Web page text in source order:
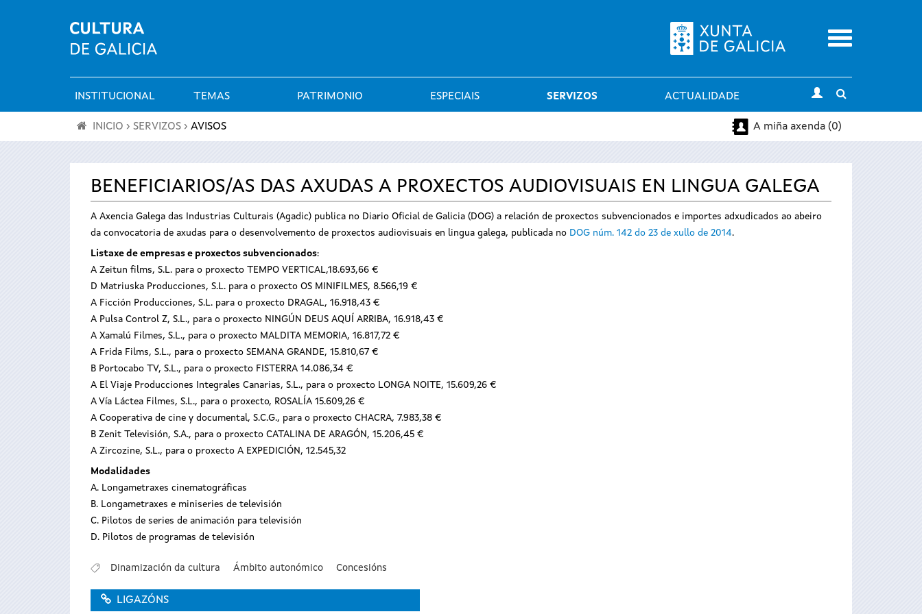
Menu
Menú
principal
INSTITUCIONAL TEMAS PATRIMONIO ESPECIAIS SERVIZOS ACTUALIDADE
search
está
aquí
INICIO › SERVIZOS › AVISOS A miña axenda (0)
BENEFICIARIOS/AS DAS AXUDAS A PROXECTOS AUDIOVISUAIS EN LINGUA GALEGA
A Axencia Galega das Industrias Culturais (Agadic) publica no Diario Oficial de Galicia (DOG) a relación de proxectos subvencionados e importes adxudicados ao abeiro
da convocatoria de axudas para o desenvolvemento de proxectos audiovisuais en lingua galega, publicada no DOG núm. 142 do 23 de xullo de 2014.
Listaxe de empresas e proxectos subvencionados:
A Zeitun films, S.L. para o proxecto TEMPO VERTICAL,18.693,66 €
D Matriuska Producciones, S.L. para o proxecto OS MINIFILMES, 8.566,19 €
A Ficción Producciones, S.L. para o proxecto DRAGAL, 16.918,43 €
A Pulsa Control Z, S.L., para o proxecto NINGÚN DEUS AQUÍ ARRIBA, 16.918,43 €
A Xamalú Filmes, S.L., para o proxecto MALDITA MEMORIA, 16.817,72 €
A Frida Films, S.L., para o proxecto SEMANA GRANDE, 15.810,67 €
B Portocabo TV, S.L., para o proxecto FISTERRA 14.086,34 €
A El Viaje Producciones Integrales Canarias, S.L., para o proxecto LONGA NOITE, 15.609,26 €
A Vía Láctea Filmes, S.L., para o proxecto, ROSALÍA 15.609,26 €
A Cooperativa de cine y documental, S.C.G., para o proxecto CHACRA, 7.983,38 €
B Zenit Televisión, S.A., para o proxecto CATALINA DE ARAGÓN, 15.206,45 €
A Zircozine, S.L., para o proxecto A EXPEDICIÓN, 12.545,32
Modalidades
A. Longametraxes cinematográficas
B. Longametraxes e miniseries de televisión
C. Pilotos de series de animación para televisión
D. Pilotos de programas de televisión
Dinamización da cultura Ámbito autonómico Concesións
LIGAZÓNS